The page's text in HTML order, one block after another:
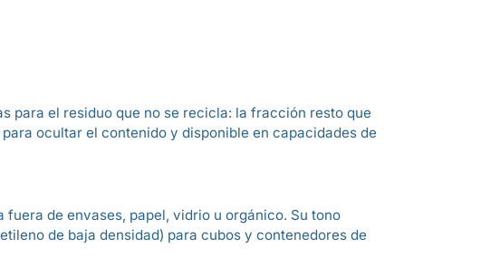
para el residuo que no se recicla: la fracción resto que
ocultar el contenido y disponible en capacidades de
de envases, papel, vidrio u orgánico. Su tono
de baja densidad) para cubos y contenedores de